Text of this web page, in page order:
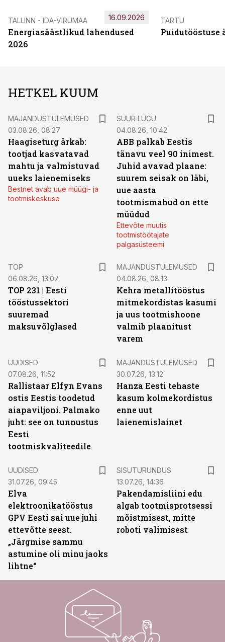
TALLINN - IDA-VIRUMAA
Energiasäästlikud lahendused
2026
16.09.2026 TARTU
Puidutööstuse
HETKEL KUUM
MAJANDUSTULEMUSED
03.08.26, 08:27
Haagiseturg ärkab:
tootjad kasvatavad
mahtu ja valmistuvad
uueks laienemiseks
Bestnet avab uue müügi- ja
tootmiskeskuse
SUUR LUGU
04.08.26, 10:42
ABB palkab Eestis
tänavu veel 90 inimest.
Juhid avavad plaane:
suurem seisak on läbi,
uue aasta
tootmismahud on ette
müüdud
Ettevõte muutis
tootmistöötajate
palgasüsteemi
TOP
06.08.26, 13:07
TOP 231 | Eesti
tööstussektori
suuremad
maksuvõlglased
MAJANDUSTULEMUSED
04.08.26, 08:13
Kehra metallitööstus
mitmekordistas kasumi
ja uus tootmishoone
valmib plaanitust
varem
UUDISED
07.08.26, 11:52
Rallistaar Elfyn Evans
ostis Eestis toodetud
aiapaviljoni. Palmako
juht: see on tunnustus
Eesti
tootmiskvaliteedile
MAJANDUSTULEMUSED
30.07.26, 13:12
Hanza Eesti tehaste
kasum kolmekordistus
enne uut
laienemislainet
UUDISED
31.07.26, 09:45
Elva
elektroonikatööstus
GPV Eesti sai uue juhi
ettevõtte seest.
„Järgmise sammu
astumine oli minu jaoks
lihtne“
SISUTURUNDUS
13.07.26, 14:36
Pakendamisliini edu
algab tootmisprotsessi
mõistmisest, mitte
roboti valimisest